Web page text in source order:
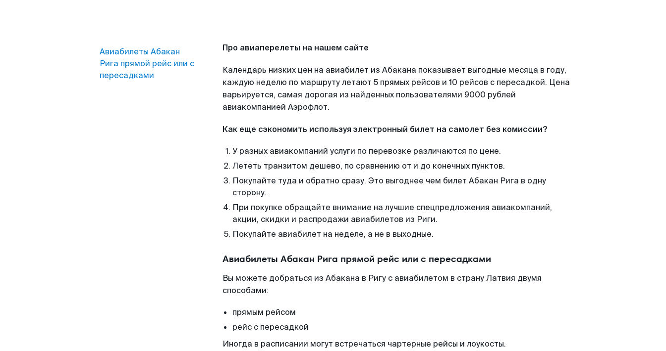
Авиабилеты Абакан
Рига прямой рейс или с
пересадками
Про авиаперелеты на нашем сайте
Календарь низких цен на авиабилет из Абакана показывает выгодные месяца в году,
каждую неделю по маршруту летают 5 прямых рейсов и 10 рейсов с пересадкой. Цена
варьируется, самая дорогая из найденных пользователями 9000 рублей
авиакомпанией Аэрофлот.
Как еще сэкономить используя электронный билет на самолет без комиссии?
У разных авиакомпаний услуги по перевозке различаются по цене.
Лететь транзитом дешево, по сравнению от и до конечных пунктов.
Покупайте туда и обратно сразу. Это выгоднее чем билет Абакан Рига в одну
сторону.
При покупке обращайте внимание на лучшие спецпредложения авиакомпаний,
акции, скидки и распродажи авиабилетов из Риги.
Покупайте авиабилет на неделе, а не в выходные.
Авиабилеты Абакан Рига прямой рейс или с пересадками
Вы можете добраться из Абакана в Ригу с авиабилетом в страну Латвия двумя
способами:
прямым рейсом
рейс с пересадкой
Иногда в расписании могут встречаться чартерные рейсы и лоукосты.